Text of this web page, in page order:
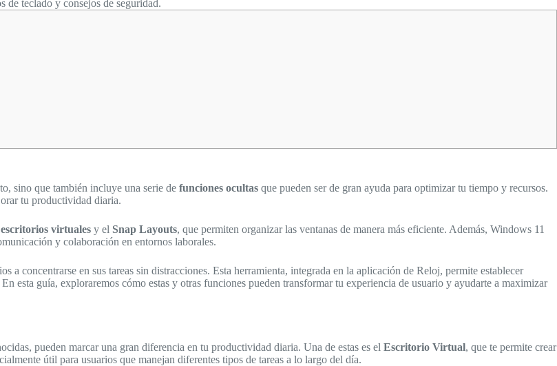
de teclado y consejos de seguridad.
sino que también incluye una serie de funciones ocultas que pueden ser de gran ayuda para optimizar tu tiempo y recursos.
tu productividad diaria.
escritorios virtuales y el Snap Layouts, que permiten organizar las ventanas de manera más eficiente. Además, Windows 11
y colaboración en entornos laborales.
a concentrarse en sus tareas sin distracciones. Esta herramienta, integrada en la aplicación de Reloj, permite establecer
En esta guía, exploraremos cómo estas y otras funciones pueden transformar tu experiencia de usuario y ayudarte a maximizar
pueden marcar una gran diferencia en tu productividad diaria. Una de estas es el Escritorio Virtual, que te permite crear
útil para usuarios que manejan diferentes tipos de tareas a lo largo del día.